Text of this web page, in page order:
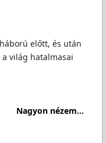
előtt, és után
világ hatalmasai
Nagyon nézem...